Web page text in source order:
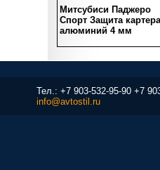
Митсубиси Паджеро
Спорт Защита картера
алюминий 4 мм
Тел.: +7 903-532-95-90 +7
info@avtostil.ru